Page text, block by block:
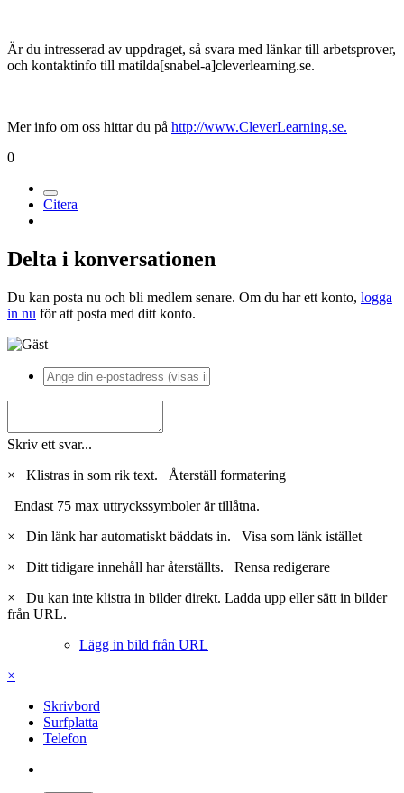
Är du intresserad av uppdraget, så svara med länkar till arbetsprover,
och kontaktinfo till matilda[snabel-a]cleverlearning.se.
Mer info om oss hittar du på http://www.CleverLearning.se.
0
Citera
Delta i konversationen
Du kan posta nu och bli medlem senare. Om du har ett konto, logga
in nu för att posta med ditt konto.
Skriv ett svar...
×
Klistras in som rik text. Återställ formatering
Endast 75 max uttryckssymboler är tillåtna.
×
Din länk har automatiskt bäddats in. Visa som länk istället
×
Ditt tidigare innehåll har återställts. Rensa redigerare
×
Du kan inte klistra in bilder direkt. Ladda upp eller sätt in bilder
från URL.
Lägg in bild från URL
×
Skrivbord
Surfplatta
Telefon